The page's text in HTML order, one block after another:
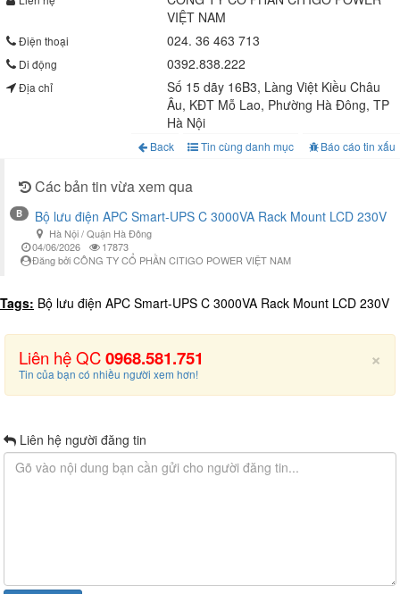
VIỆT NAM
Điện thoại 024. 36 463 713
Di động 0392.838.222
Địa chỉ
Số 15 dãy 16B3, Làng Việt Kiều Châu
Âu, KĐT Mỗ Lao, Phường Hà Đông, TP
Hà Nội
Back Tin cùng danh mục Báo cáo tin xấu
Các bản tin vừa xem qua
B Bộ lưu điện APC Smart-UPS C 3000VA Rack Mount LCD 230V
Hà Nội / Quận Hà Đông
04/06/2026
17873
Đăng bởi CÔNG TY CỔ PHẦN CITIGO POWER VIỆT NAM
Tags: Bộ lưu điện APC Smart-UPS C 3000VA Rack Mount LCD 230V
×
Liên hệ QC0968.581.751
Tin của bạn có nhiều người xem hơn!
Liên hệ người đăng tin